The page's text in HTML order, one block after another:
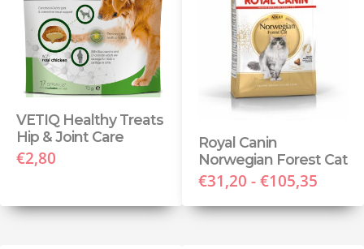
VETIQ Healthy Treats
Hip & Joint Care
€2,80
Royal Canin
Norwegian Forest Cat
€31,20 - €105,35